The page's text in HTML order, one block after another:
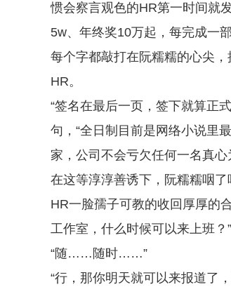
惯会察言观色的HR第一时间就
5w、年终奖10万起，每完成一
每个字都敲打在阮糯糯的心尖
HR。
“签名在最后一页，签下就算正
句，“全日制目前是网络小说里
家，公司不会亏欠任何一名真
在这等淳淳善诱下，阮糯糯咽了
HR一脸孺子可教的收回厚厚的
工作室，什么时候可以来上班？”
“随……随时……”
“行，那你明天就可以来报道了